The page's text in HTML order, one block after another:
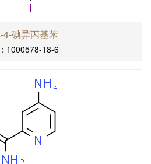
4-碘异丙基苯
1000578-18-6